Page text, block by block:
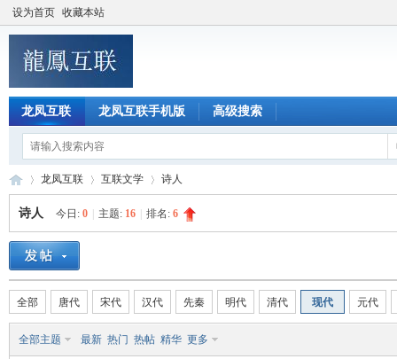
设为首页 收藏本站
龙凤互联 龙凤互联手机版 高级搜索
»
龙凤互联 互联文学 诗人
诗人 今日: 0 主题: 16 排名: 6
全部 唐代 宋代 汉代 先秦 明代 清代 现代 元代
全部主题 最新 热门 热帖 精华 更多